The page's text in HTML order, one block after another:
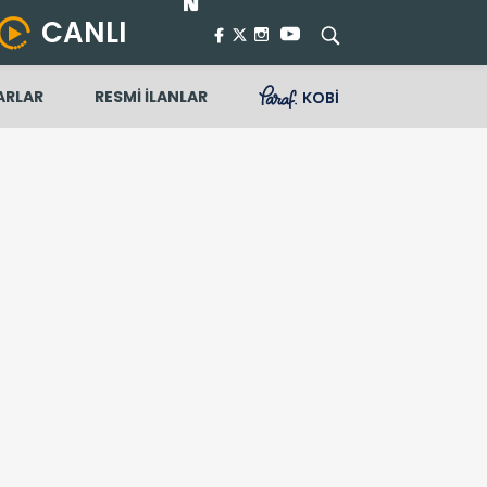
CANLI
RESMİ İLANLAR KOBİ